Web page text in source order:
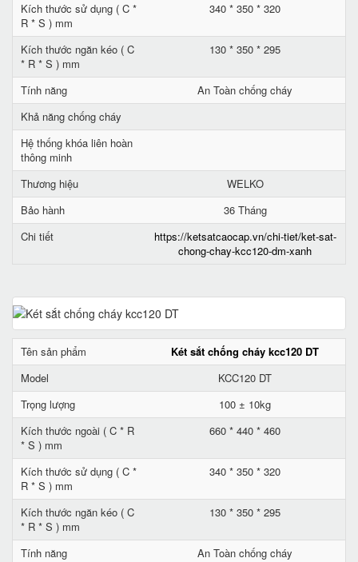
Kích thước sử dụng ( C *
R * S ) mm
340 * 350 * 320
Kích thước ngăn kéo ( C
* R * S ) mm
130 * 350 * 295
Tính năng
An Toàn chống cháy
Khả năng chống cháy
Hệ thống khóa liên hoàn
thông minh
Thương hiệu
WELKO
Bảo hành
36 Tháng
Chi tiết
https://ketsatcaocap.vn/chi-tiet/ket-sat-
chong-chay-kcc120-dm-xanh
Tên sản phẩm
Két sắt chống cháy kcc120 DT
Model
KCC120 DT
Trọng lượng
100 ± 10kg
Kích thước ngoài ( C * R
* S ) mm
660 * 440 * 460
Kích thước sử dụng ( C *
R * S ) mm
340 * 350 * 320
Kích thước ngăn kéo ( C
* R * S ) mm
130 * 350 * 295
Tính năng
An Toàn chống cháy